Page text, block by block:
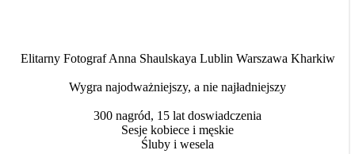
Elitarny Fotograf Anna Shaulskaya Lublin Warszawa Kharkiw
Wygra najodważniejszy, a nie najładniejszy
300 nagród, 15 lat doswiadczenia
Sesje kobiece i męskie
Śluby i wesela